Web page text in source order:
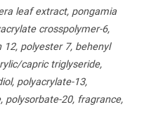
leaf extract, pongamia
crosspolymer-6,
12, polyester 7, behenyl
capric triglyseride,
polyacrylate-13,
polysorbate-20, fragrance,